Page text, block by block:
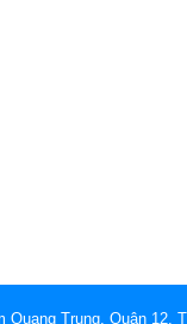
Trung, Quận 12,